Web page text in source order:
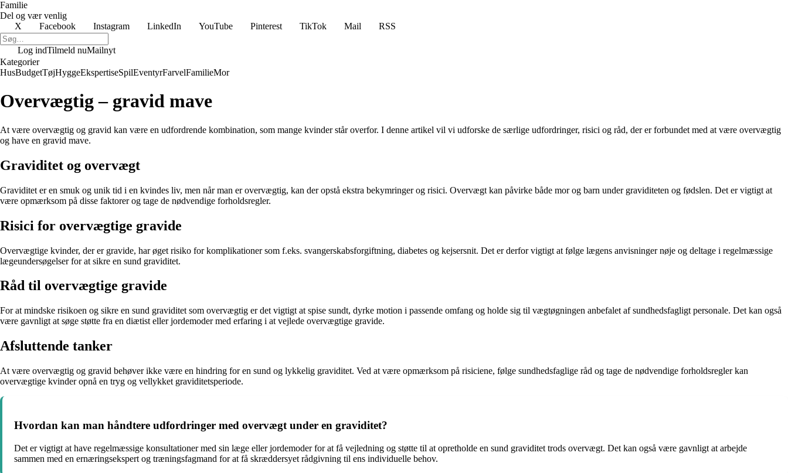
Familie
Del og vær venlig
X
Facebook Instagram LinkedIn YouTube Pinterest TikTok Mail RSS
Log indTilmeld nuMailnyt
Kategorier
HusBudgetTøjHyggeEkspertiseSpilEventyrFarvelFamilieMor
Overvægtig – gravid mave
At være overvægtig og gravid kan være en udfordrende kombination, som mange kvinder står overfor. I denne artikel vil vi udforske de særlige udfordringer, risici og råd, der er forbundet med at være overvægtig
og have en gravid mave.
Graviditet og overvægt
Graviditet er en smuk og unik tid i en kvindes liv, men når man er overvægtig, kan der opstå ekstra bekymringer og risici. Overvægt kan påvirke både mor og barn under graviditeten og fødslen. Det er vigtigt at
være opmærksom på disse faktorer og tage de nødvendige forholdsregler.
Risici for overvægtige gravide
Overvægtige kvinder, der er gravide, har øget risiko for komplikationer som f.eks. svangerskabsforgiftning, diabetes og kejsersnit. Det er derfor vigtigt at følge lægens anvisninger nøje og deltage i regelmæssige
lægeundersøgelser for at sikre en sund graviditet.
Råd til overvægtige gravide
For at mindske risikoen og sikre en sund graviditet som overvægtig er det vigtigt at spise sundt, dyrke motion i passende omfang og holde sig til vægtøgningen anbefalet af sundhedsfagligt personale. Det kan også
være gavnligt at søge støtte fra en diætist eller jordemoder med erfaring i at vejlede overvægtige gravide.
Afsluttende tanker
At være overvægtig og gravid behøver ikke være en hindring for en sund og lykkelig graviditet. Ved at være opmærksom på risiciene, følge sundhedsfaglige råd og tage de nødvendige forholdsregler kan
overvægtige kvinder opnå en tryg og vellykket graviditetsperiode.
Hvordan kan man håndtere udfordringer med overvægt under en graviditet?
Det er vigtigt at have regelmæssige konsultationer med sin læge eller jordemoder for at få vejledning og støtte til at opretholde en sund graviditet trods overvægt. Det kan også være gavnligt at arbejde
sammen med en ernæringsekspert og træningsfagmand for at få skræddersyet rådgivning til ens individuelle behov.